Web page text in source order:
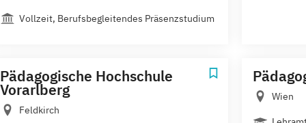
Vollzeit, Berufsbegleitendes Präsenzstudium
Pädagogische Hochschule
Vorarlberg
Feldkirch
Wien